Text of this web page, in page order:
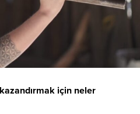
için neler